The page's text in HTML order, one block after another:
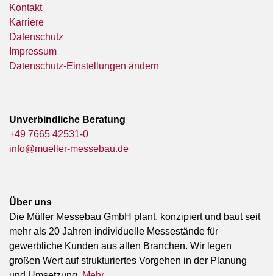
Kontakt
Karriere
Datenschutz
Impressum
Datenschutz-Einstellungen ändern
Unverbindliche Beratung
+49 7665 42531-0
info@mueller-messebau.de
Über uns
Die Müller Messebau GmbH plant, konzipiert und baut seit
mehr als 20 Jahren individuelle Messestände für
gewerbliche Kunden aus allen Branchen. Wir legen
großen Wert auf strukturiertes Vorgehen in der Planung